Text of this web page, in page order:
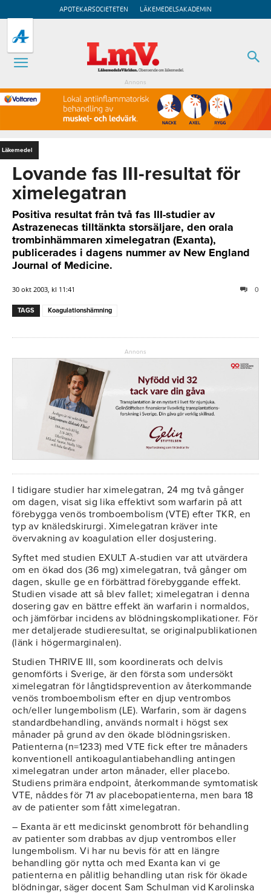
APOTEKARSOCIETETEN LÄKEMEDELSAKADEMIN
Annons
Läkemedel
Lovande fas III-resultat för
ximelegatran
Positiva resultat från två fas III-studier av
Astrazenecas tilltänkta storsäljare, den orala
trombinhämmaren ximelegatran (Exanta),
publicerades i dagens nummer av New England
Journal of Medicine.
30 okt 2003, kl 11:41 0
TAGS Koagulationshämning
Annons
I tidigare studier har ximelegatran, 24 mg två gånger
om dagen, visat sig lika effektivt som warfarin på att
förebygga venös tromboembolism (VTE) efter TKR, en
typ av knäledskirurgi. Ximelegatran kräver inte
övervakning av koagulation eller dosjustering.
Syftet med studien EXULT A-studien var att utvärdera
om en ökad dos (36 mg) ximelegatran, två gånger om
dagen, skulle ge en förbättrad förebyggande effekt.
Studien visade att så blev fallet; ximelegatran i denna
dosering gav en bättre effekt än warfarin i normaldos,
och jämförbar incidens av blödningskomplikationer. För
mer detaljerade studieresultat, se originalpublikationen
(länk i högermarginalen).
Studien THRIVE III, som koordinerats och delvis
genomförts i Sverige, är den första som undersökt
ximelegatran för långtidsprevention av återkommande
venös tromboembolism efter en djup ventrombos
och/eller lungembolism (LE). Warfarin, som är dagens
standardbehandling, används normalt i högst sex
månader på grund av den ökade blödningsrisken.
Patienterna (n=1233) med VTE fick efter tre månaders
konventionell antikoagulantiabehandling antingen
ximelegatran under arton månader, eller placebo.
Studiens primära endpoint, återkommande symtomatisk
VTE, nåddes för 71 av placebopatienterna, men bara 18
av de patienter som fått ximelegatran.
– Exanta är ett medicinskt genombrott för behandling
av patienter som drabbas av djup ventrombos eller
lungembolism. Vi har nu bevis för att en längre
behandling gör nytta och med Exanta kan vi ge
patienterna en pålitlig behandling utan risk för ökade
blödningar, säger docent Sam Schulman vid Karolinska